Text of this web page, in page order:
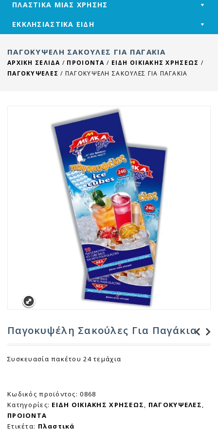
ΠΛΑΣΤΙΚΑ ΜΙΑΣ ΧΡΗΣΗΣ
ΕΚΚΛΗΣΙΑΣΤΙΚΑ ΕΙΔΗ
ΠΑΓΟΚΥΨΈΛΗ ΣΑΚΟΎΛΕΣ ΓΙΑ ΠΑΓΆΚΙΑ
ΑΡΧΙΚΉ ΣΕΛΊΔΑ / ΠΡΟΙΟΝΤΑ / ΕΙΔΗ ΟΙΚΙΑΚΗΣ ΧΡΗΣΕΩΣ /
ΠΑΓΟΚΥΨΕΛΕΣ / ΠΑΓΟΚΥΨΈΛΗ ΣΑΚΟΎΛΕΣ ΓΙΑ ΠΑΓΆΚΙΑ
Παγοκυψέλη Σακούλες Για Παγάκια
Συσκευασία πακέτου 24 τεμάχια
Κωδικός προϊόντος:0868
Κατηγορίες: ΕΙΔΗ ΟΙΚΙΑΚΗΣ ΧΡΗΣΕΩΣ, ΠΑΓΟΚΥΨΕΛΕΣ,
ΠΡΟΙΟΝΤΑ
Ετικέτα: Πλαστικά